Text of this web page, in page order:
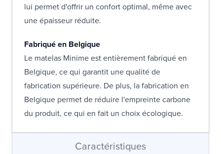
lui permet d'offrir un confort optimal, même avec
une épaisseur réduite.
Fabriqué en Belgique
Le matelas Minime est entièrement fabriqué en
Belgique, ce qui garantit une qualité de
fabrication supérieure. De plus, la fabrication en
Belgique permet de réduire l'empreinte carbone
du produit, ce qui en fait un choix écologique.
Caractéristiques